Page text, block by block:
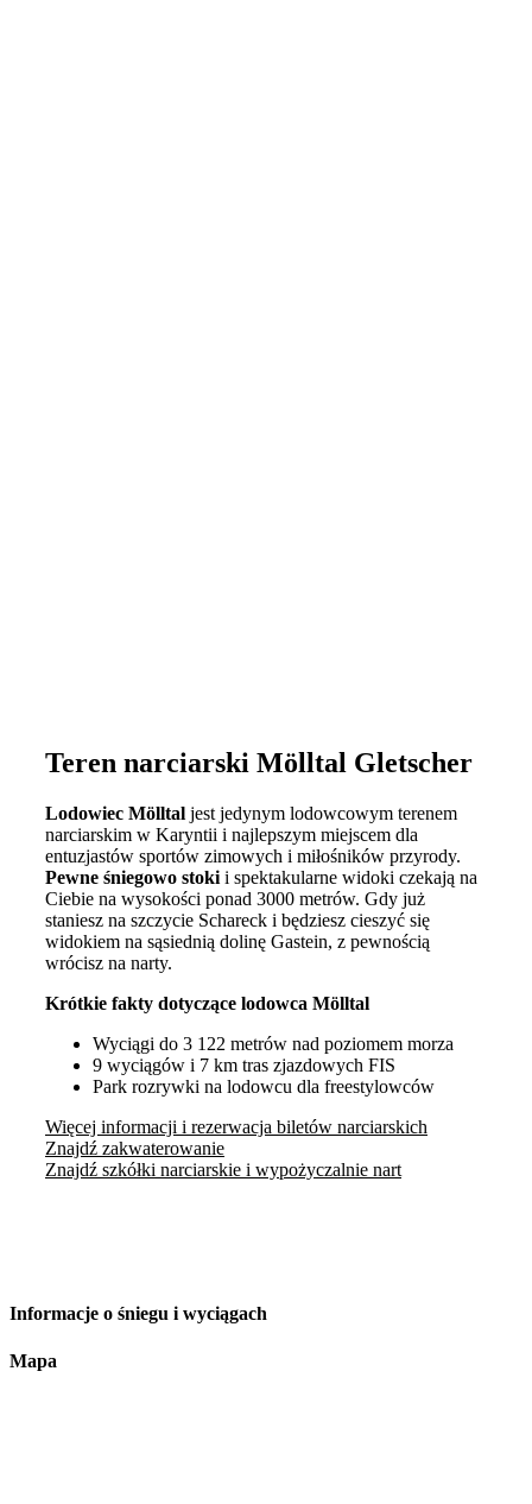
Teren narciarski Mölltal Gletscher
Lodowiec Mölltal jest jedynym lodowcowym terenem
narciarskim w Karyntii i najlepszym miejscem dla
entuzjastów sportów zimowych i miłośników przyrody.
Pewne śniegowo stoki i spektakularne widoki czekają na
Ciebie na wysokości ponad 3000 metrów. Gdy już
staniesz na szczycie Schareck i będziesz cieszyć się
widokiem na sąsiednią dolinę Gastein, z pewnością
wrócisz na narty.
Krótkie fakty dotyczące lodowca Mölltal
Wyciągi do 3 122 metrów nad poziomem morza
9 wyciągów i 7 km tras zjazdowych FIS
Park rozrywki na lodowcu dla freestylowców
Więcej informacji i rezerwacja biletów narciarskich
Znajdź zakwaterowanie
Znajdź szkółki narciarskie i wypożyczalnie nart
Informacje o śniegu i wyciągach
Mapa